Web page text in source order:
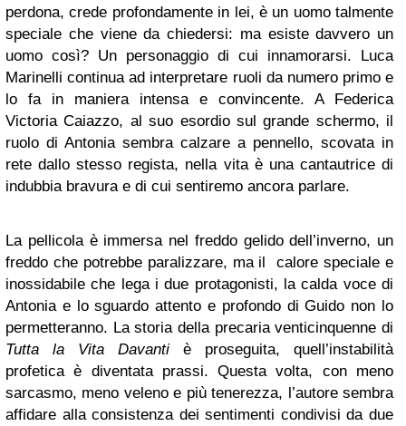
perdona, crede profondamente in lei, è un uomo talmente
speciale che viene da chiedersi: ma esiste davvero un
uomo così? Un personaggio di cui innamorarsi. Luca
Marinelli continua ad interpretare ruoli da numero primo e
lo fa in maniera intensa e convincente. A Federica
Victoria Caiazzo, al suo esordio sul grande schermo, il
ruolo di Antonia sembra calzare a pennello, scovata in
rete dallo stesso regista, nella vita è una cantautrice di
indubbia bravura e di cui sentiremo ancora parlare.
La pellicola è immersa nel freddo gelido dell’inverno, un
freddo che potrebbe paralizzare, ma il calore speciale e
inossidabile che lega i due protagonisti, la calda voce di
Antonia e lo sguardo attento e profondo di Guido non lo
permetteranno. La storia della precaria venticinquenne di
Tutta la Vita Davanti è proseguita, quell’instabilità
profetica è diventata prassi. Questa volta, con meno
sarcasmo, meno veleno e più tenerezza, l’autore sembra
affidare alla consistenza dei sentimenti condivisi da due